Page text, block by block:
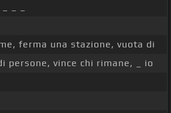
ferma una stazione, vuota di
persone, vince chi rimane, _ io